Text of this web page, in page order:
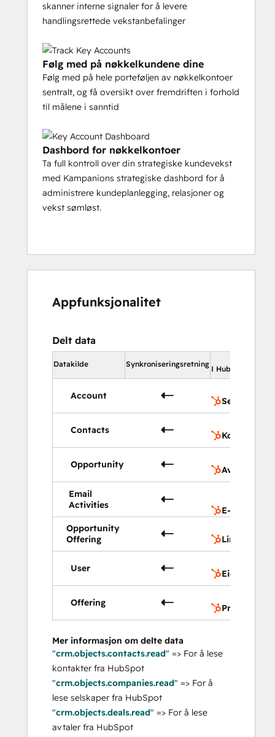
skanner interne signaler for å levere
handlingsrettede vekstanbefalinger
Følg med på nøkkelkundene dine
Følg med på hele porteføljen av nøkkelkontoer
sentralt, og få oversikt over fremdriften i forhold
til målene i sanntid
Dashbord for nøkkelkontoer
Ta full kontroll over din strategiske kundevekst
med Kampanions strategiske dashbord for å
administrere kundeplanlegging, relasjoner og
vekst sømløst.
Appfunksjonalitet
Delt data
Datakilde Synkroniseringsretning
I HubSpot
Account Selskaper
Contacts Kontakter
Opportunity Avtaler
Email
Activities
E-
Opportunity
Offering
User Eiere
Offering Produkter
Mer informasjon om delte data
"crm.objects.contacts.read" => For å lese
kontakter fra HubSpot
"crm.objects.companies.read" => For å
lese selskaper fra HubSpot
"crm.objects.deals.read" => For å lese
avtaler fra HubSpot